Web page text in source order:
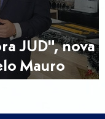
JUD", nova
Mauro